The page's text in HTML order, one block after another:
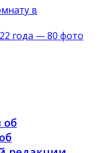
в
года — 80 фото
об